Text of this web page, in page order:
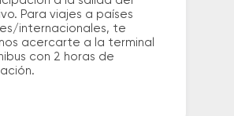
Para viajes a países
internacionales, te
acercarte a la terminal
con 2 horas de